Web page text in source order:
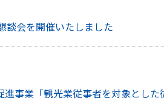
談会を開催いたしました
事業「観光業従事者を対象とし